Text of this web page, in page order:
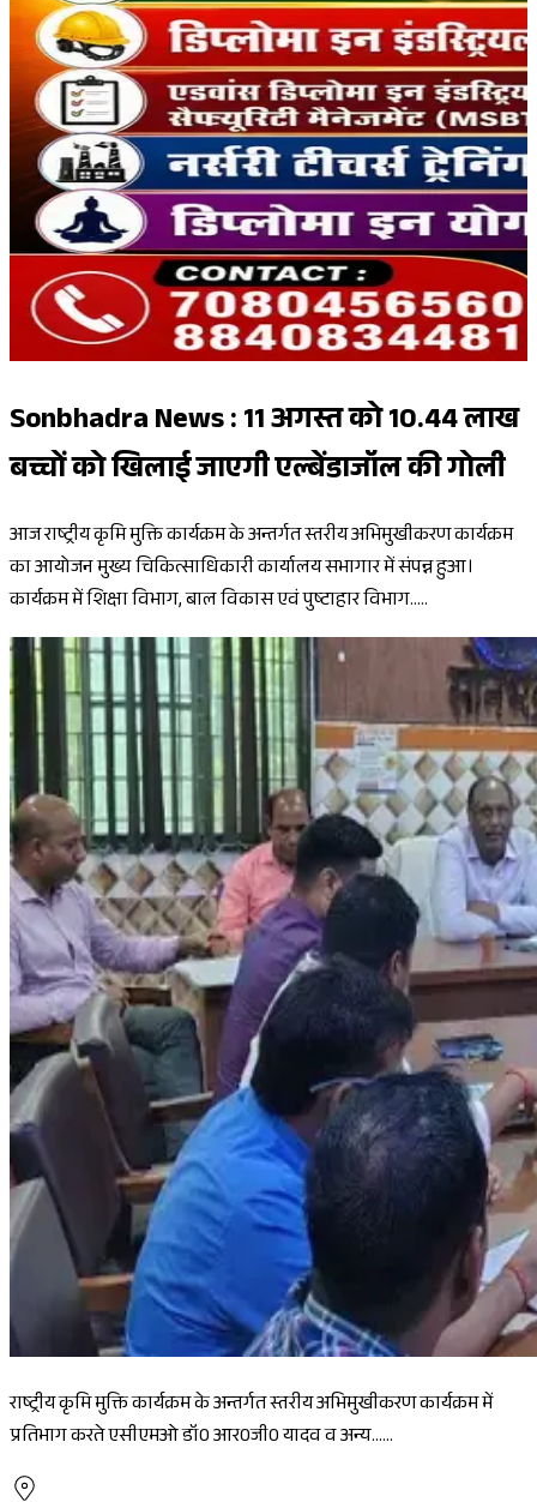
Sonbhadra News : 11 अगस्त को 10.44 लाख
बच्चों को खिलाई जाएगी एल्बेंडाजॉल की गोली
आज राष्ट्रीय कृमि मुक्ति कार्यक्रम के अन्तर्गत स्तरीय अभिमुखीकरण कार्यक्रम
का आयोजन मुख्य चिकित्साधिकारी कार्यालय सभागार में संपन्न हुआ।
कार्यक्रम में शिक्षा विभाग, बाल विकास एवं पुष्टाहार विभाग.....
राष्ट्रीय कृमि मुक्ति कार्यक्रम के अन्तर्गत स्तरीय अभिमुखीकरण कार्यक्रम में
प्रतिभाग करते एसीएमओ डॉ0 आर0जी0 यादव व अन्य......